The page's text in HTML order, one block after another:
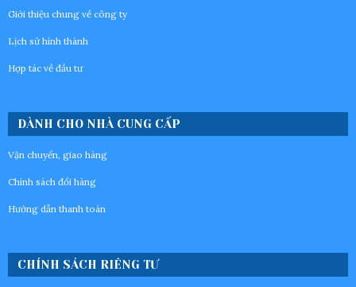
Giới thiệu chung về công ty
Lịch sử hình thành
Hợp tác về đầu tư
DÀNH CHO NHÀ CUNG CẤP
Vận chuyển, giao hàng
Chính sách đổi hàng
Hướng dẫn thanh toán
CHÍNH SÁCH RIÊNG TƯ